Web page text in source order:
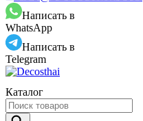
Написать в
WhatsApp
Написать в
Telegram
Каталог